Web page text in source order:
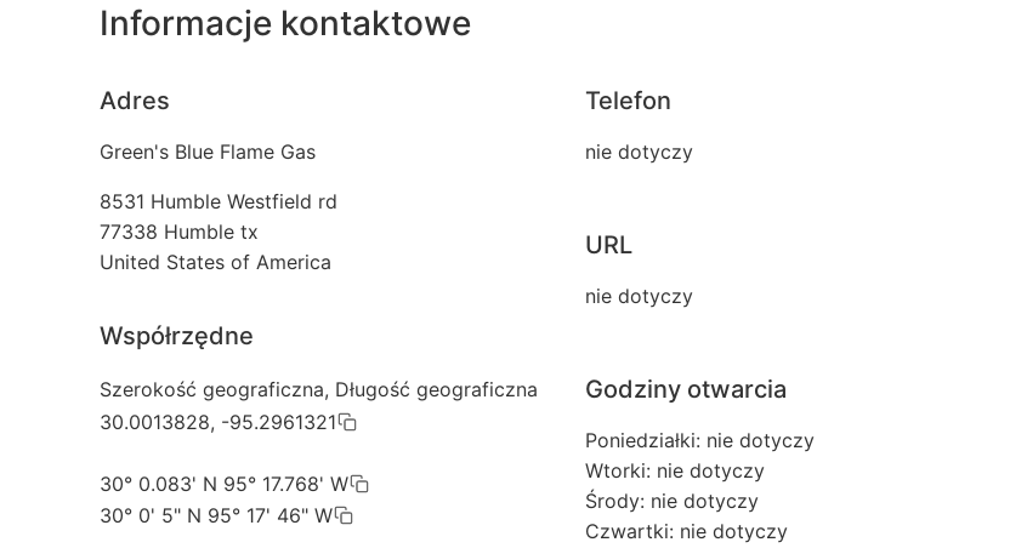
Informacje kontaktowe
Adres
Green's Blue Flame Gas
8531 Humble Westfield rd
77338 Humble tx
United States of America
Współrzędne
Szerokość geograficzna, Długość geograficzna
30.0013828, -95.2961321
30° 0.083' N 95° 17.768' W
30° 0' 5" N 95° 17' 46" W
Telefon
nie dotyczy
URL
nie dotyczy
Godziny otwarcia
Poniedziałki: nie dotyczy
Wtorki: nie dotyczy
Środy: nie dotyczy
Czwartki: nie dotyczy